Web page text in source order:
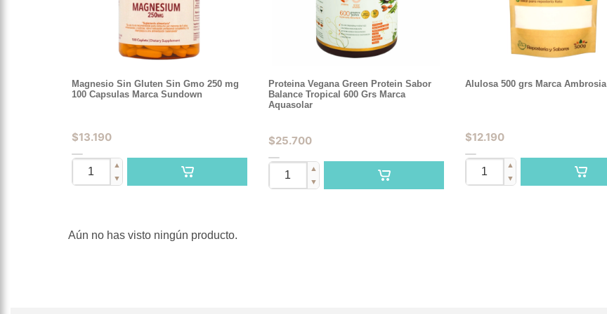
Magnesio Sin Gluten Sin Gmo 250 mg
100 Capsulas Marca Sundown
$13.190
▲
▼
Proteina Vegana Green Protein Sabor
Balance Tropical 600 Grs Marca
Aquasolar
$25.700
▲
▼
Alulosa 500 grs Marca Ambrosia
$12.190
▲
▼
Aún no has visto ningún producto.